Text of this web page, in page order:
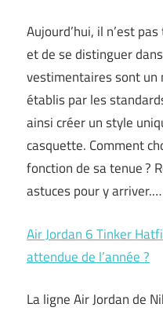
Aujourd’hui, il n’est
et de se distinguer
vestimentaires sont un
établis par les
ainsi créer un style
casquette. Comment
fonction de sa tenue ?
astuces pour y arriver.…
Air Jordan 6 Tinker
attendue de l’année ?
La ligne Air Jordan de